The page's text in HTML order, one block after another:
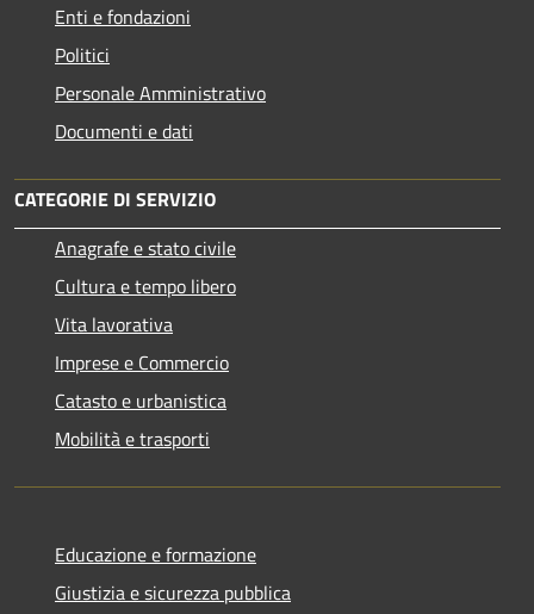
Enti e fondazioni
Politici
Personale Amministrativo
Documenti e dati
CATEGORIE DI SERVIZIO
Anagrafe e stato civile
Cultura e tempo libero
Vita lavorativa
Imprese e Commercio
Catasto e urbanistica
Mobilità e trasporti
Educazione e formazione
Giustizia e sicurezza pubblica